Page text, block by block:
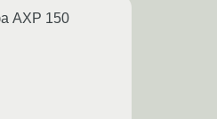
AXP 150